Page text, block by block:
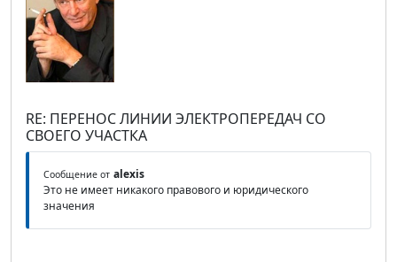
RE: ПЕРЕНОС ЛИНИИ ЭЛЕКТРОПЕРЕДАЧ СО
СВОЕГО УЧАСТКА
Сообщение от alexis
Это не имеет никакого правового и юридического
значения